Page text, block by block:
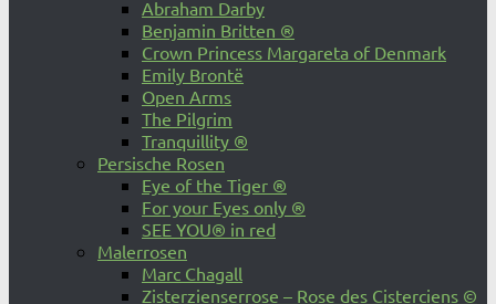
Abraham Darby
Benjamin Britten ®
Crown Princess Margareta of Denmark
Emily Brontë
Open Arms
The Pilgrim
Tranquillity ®
Persische Rosen
Eye of the Tiger ®
For your Eyes only ®
SEE YOU® in red
Malerrosen
Marc Chagall
Zisterzienserrose – Rose des Cisterciens ©